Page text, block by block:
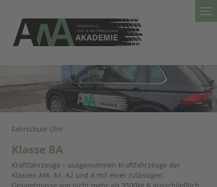
Fahrschule Ulm
Klasse BA
Kraftfahrzeuge – ausgenommen Kraftfahrzeuge der
Klassen AM, A1, A2 und A mit einer zulässigen